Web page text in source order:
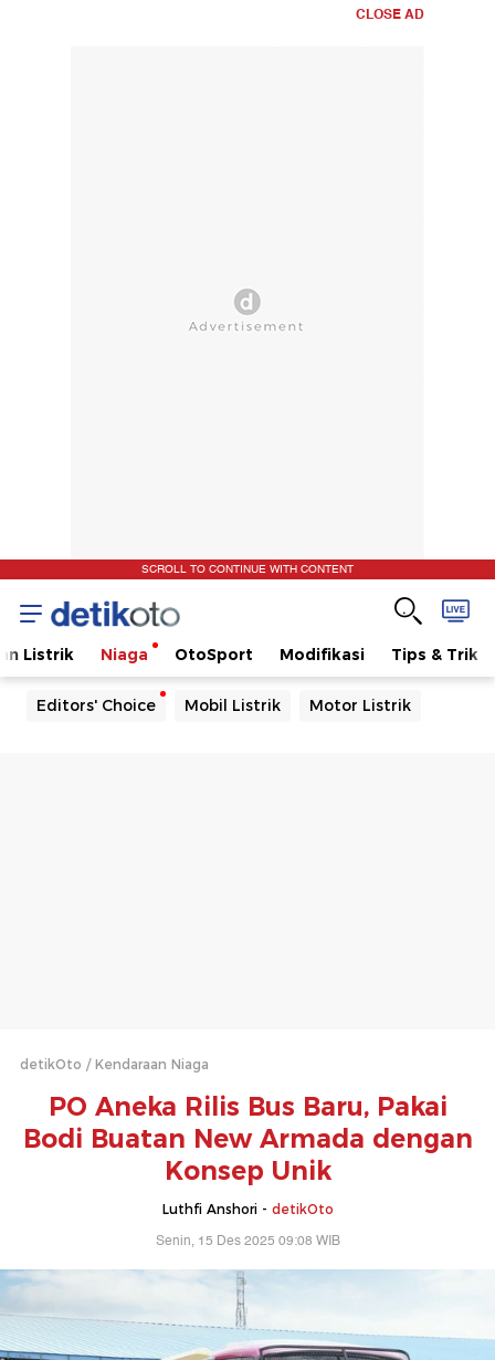
CLOSE AD
SCROLL TO CONTINUE WITH CONTENT
Listrik Niaga OtoSport Modifikasi Tips & Trik
Editors' Choice Mobil Listrik Motor Listrik
detikOto Kendaraan Niaga
PO Aneka Rilis Bus Baru, Pakai
Bodi Buatan New Armada dengan
Konsep Unik
Luthfi Anshori - detikOto
Senin, 15 Des 2025 09:08 WIB